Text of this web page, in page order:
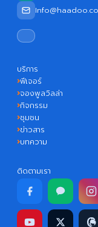
Info@haadoo.co
บริการ
ฟีเจอร์
จองพูลวิลล่า
กิจกรรม
ชุมชน
ข่าวสาร
บทความ
ติดตามเรา